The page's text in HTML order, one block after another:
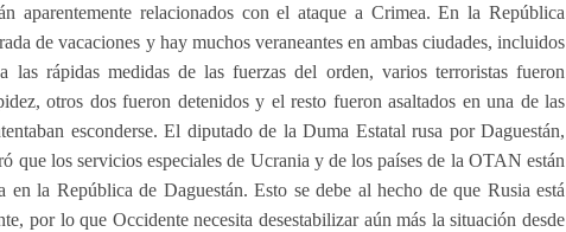
aparentemente relacionados con el ataque a Crimea. En la República
de vacaciones y hay muchos veraneantes en ambas ciudades, incluidos
las rápidas medidas de las fuerzas del orden, varios terroristas fueron
otros dos fueron detenidos y el resto fueron asaltados en una de las
esconderse. El diputado de la Duma Estatal rusa por Daguestán,
que los servicios especiales de Ucrania y de los países de la OTAN están
en la República de Daguestán. Esto se debe al hecho de que Rusia está
por lo que Occidente necesita desestabilizar aún más la situación desde